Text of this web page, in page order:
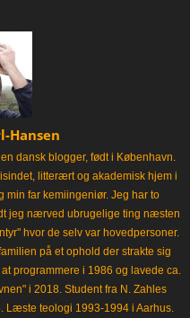
Hansen
dansk blogger, født i København.
litterært og akademisk hjem i
min far kemiingeniør. Jeg har to
jeg nærved ubrugelige ting næsten
hvor de selv var hovedpersoner.
på et ophold der strakte sig
programmere i 1986 og lavede ca.
i 2018. Student fra N. Zahles
Læste teologi 1993-1994 i Aarhus.